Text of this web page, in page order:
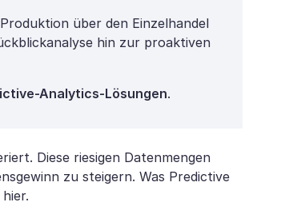
über den Einzelhandel
hin zur proaktiven
Analytics-Lösungen.
Diese riesigen Datenmengen
zu steigern. Was Predictive